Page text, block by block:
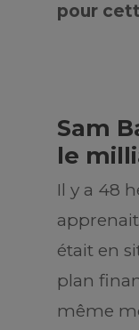
pour
Sam
le
Il y a 48
était en
plan
même